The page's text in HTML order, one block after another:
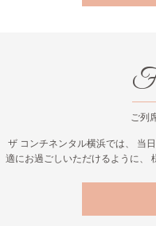
ご列
ザ コンチネンタル横浜では、 当
適にお過ごしいただけるように、